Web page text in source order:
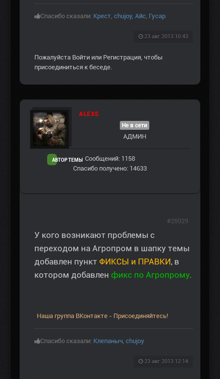
Спасибо сказали: Крест chujoy Aйс Гусар
23 авг 2013 10:43
Пожалуйста Войти или Регистрация , чтобы
присоединиться к беседе.
ALEXS
АВТОР ТЕМЫ
Не в сети
АДМИН
Сообщений: 1158
Спасибо получено: 14633
У кого возникают проблемы с
переходом на Агропром в шапку темы
добавлен пункт ФИКСЫ и ПРАВКИ, в
котором добавлен фикс по Агропрому.
Наша группа ВКонтакте - Присоединяйтесь!
Спасибо сказали: Клепаныч chujoy
23 авг 2013 12:14
#25929